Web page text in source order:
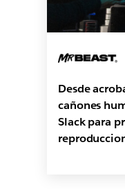
Desde
cañones
Slack para